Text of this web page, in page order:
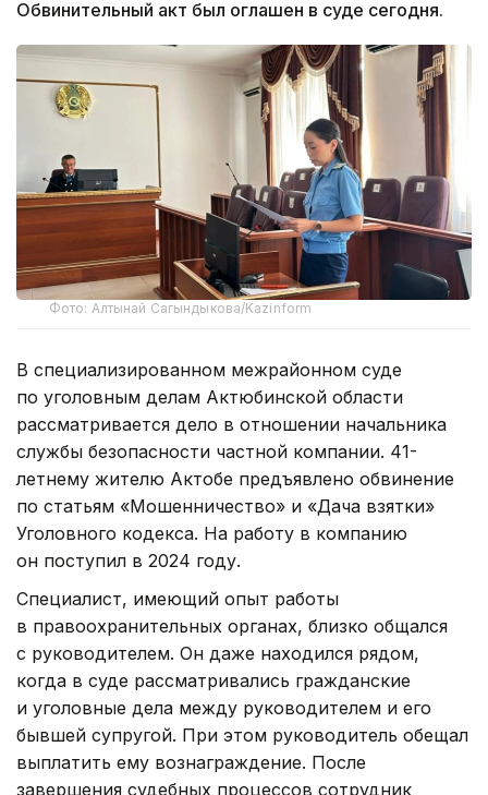
Обвинительный акт был оглашен в суде сегодня.
Фото: Алтынай Сагындыкова/Kazinform
В специализированном межрайонном суде
по уголовным делам Актюбинской области
рассматривается дело в отношении начальника
службы безопасности частной компании. 41-
летнему жителю Актобе предъявлено обвинение
по статьям «Мошенничество» и «Дача взятки»
Уголовного кодекса. На работу в компанию
он поступил в 2024 году.
Специалист, имеющий опыт работы
в правоохранительных органах, близко общался
с руководителем. Он даже находился рядом,
когда в суде рассматривались гражданские
и уголовные дела между руководителем и его
бывшей супругой. При этом руководитель обещал
выплатить ему вознаграждение. После
завершения судебных процессов сотрудник